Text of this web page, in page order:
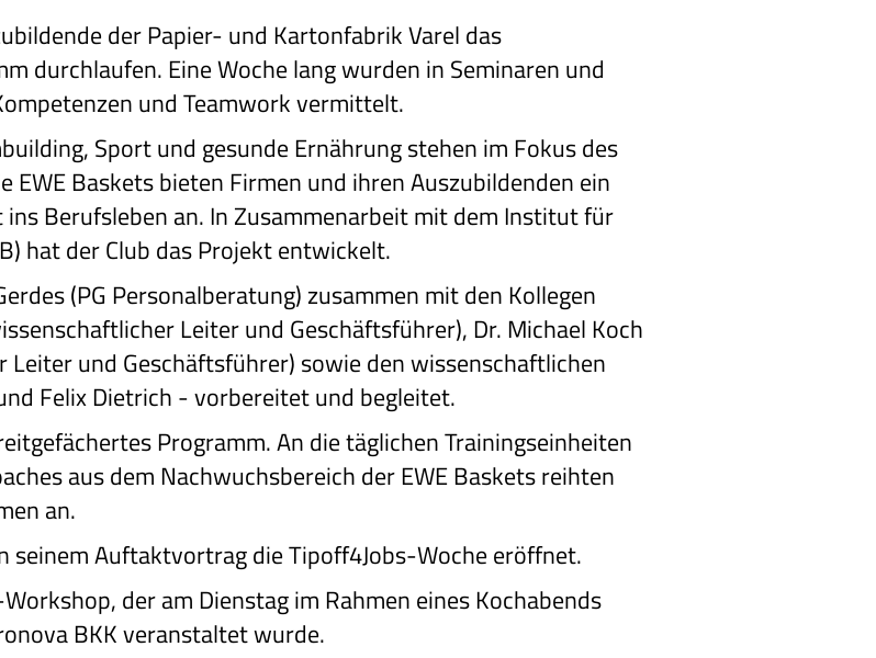
der Papier- und Kartonfabrik Varel das
durchlaufen. Eine Woche lang wurden in Seminaren und
und Teamwork vermittelt.
Sport und gesunde Ernährung stehen im Fokus des
EWE Baskets bieten Firmen und ihren Auszubildenden ein
Berufsleben an. In Zusammenarbeit mit dem Institut für
hat der Club das Projekt entwickelt.
(PG Personalberatung) zusammen mit den Kollegen
Leiter und Geschäftsführer), Dr. Michael Koch
und Geschäftsführer) sowie den wissenschaftlichen
Felix Dietrich - vorbereitet und begleitet.
Programm. An die täglichen Trainingseinheiten
aus dem Nachwuchsbereich der EWE Baskets reihten
an.
seinem Auftaktvortrag die Tipoff4Jobs-Woche eröffnet.
der am Dienstag im Rahmen eines Kochabends
BKK veranstaltet wurde.